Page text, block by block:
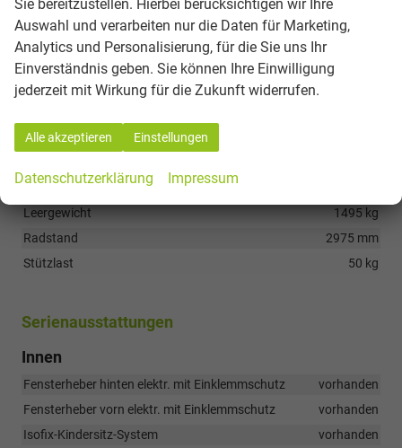
Sonstiges
950 kg
Anhängelast (ungebremst)
Anzahl Sitzplätze
Garantiedauer
Kilometerstand
Leergewicht
1495 kg
Radstand
2975 mm
Stützlast
50 kg
Serienausstattungen
Innen
Fensterheber hinten elektr. mit Einklemmschutz
vorhanden
Fensterheber vorn elektr. mit Einklemmschutz
vorhanden
Isofix-Kindersitz-System
vorhanden
Sie bereitzustellen. Hierbei berücksichtigen wir Ihre
Auswahl und verarbeiten nur die Daten für Marketing,
Analytics und Personalisierung, für die Sie uns Ihr
Einverständnis geben. Sie können Ihre Einwilligung
jederzeit mit Wirkung für die Zukunft widerrufen.
Alle akzeptieren Einstellungen
Datenschutzerklärung Impressum